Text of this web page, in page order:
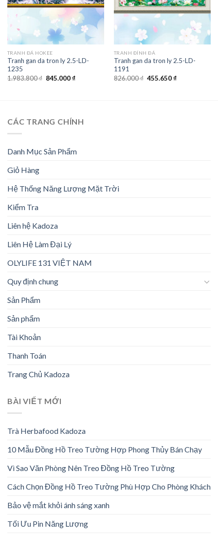
TRANH ĐÁ HOKEE
Tranh gan da tron ly 2.5-LD-
1235
1.983.800₫ Giá
845.000₫Giá
TRANH ĐÍNH ĐÁ
Tranh gan da tron ly 2.5-LD-
1191
826.000₫ Giá
455.650₫Giá
CÁC TRANG CHÍNH
Danh Mục Sản Phẩm
Giỏ Hàng
Hệ Thống Năng Lượng Mặt Trời
Kiểm Tra
Liên hệ Kadoza
Liên Hệ Làm Đại Lý
OLYLIFE 131 VIỆT NAM
Quy định chung
Sản Phẩm
Sản phẩm
Tài Khoản
Thanh Toán
Trang Chủ Kadoza
BÀI VIẾT MỚI
Trà Herbafood Kadoza
10 Mẫu Đồng Hồ Treo Tường Hợp Phong Thủy Bán Chạy
Vì Sao Văn Phòng Nên Treo Đồng Hồ Treo Tường
Cách Chọn Đồng Hồ Treo Tường Phù Hợp Cho Phòng Khách
Bảo vệ mắt khỏi ánh sáng xanh
Tối Ưu Pin Năng Lượng